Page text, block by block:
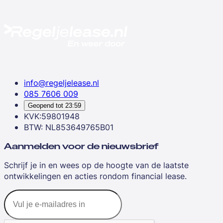
info@regeljelease.nl
085 7606 009
Geopend tot 23:59
KVK:59801948
BTW: NL853649765B01
Aanmelden voor de nieuwsbrief
Schrijf je in en wees op de hoogte van de laatste
ontwikkelingen en acties rondom financial lease.